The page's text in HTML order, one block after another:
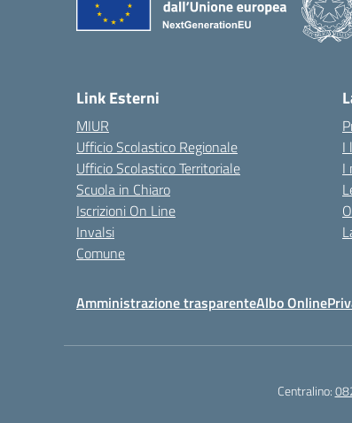
Link Esterni
MIUR
Ufficio Scolastico Regionale
Ufficio Scolastico Territoriale
Scuola in Chiaro
Iscrizioni On Line
Invalsi
Comune
I
I
Amministrazione trasparenteAlbo Online
Centralino: